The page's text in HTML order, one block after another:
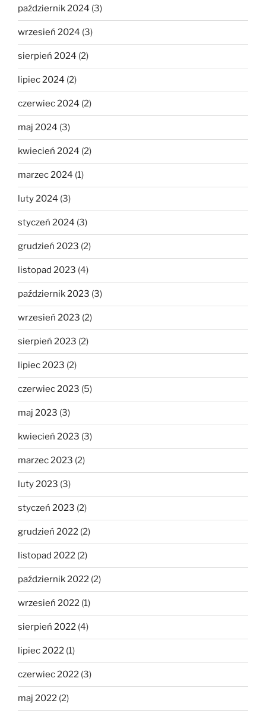
październik 2024 (3)
wrzesień 2024 (3)
sierpień 2024 (2)
lipiec 2024 (2)
czerwiec 2024 (2)
maj 2024 (3)
kwiecień 2024 (2)
marzec 2024 (1)
luty 2024 (3)
styczeń 2024 (3)
grudzień 2023 (2)
listopad 2023 (4)
październik 2023 (3)
wrzesień 2023 (2)
sierpień 2023 (2)
lipiec 2023 (2)
czerwiec 2023 (5)
maj 2023 (3)
kwiecień 2023 (3)
marzec 2023 (2)
luty 2023 (3)
styczeń 2023 (2)
grudzień 2022 (2)
listopad 2022 (2)
październik 2022 (2)
wrzesień 2022 (1)
sierpień 2022 (4)
lipiec 2022 (1)
czerwiec 2022 (3)
maj 2022 (2)